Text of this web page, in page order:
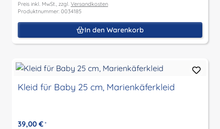
Preis inkl. MwSt., zzgl. Versandkosten
Produktnummer: 0034185
In den Warenkorb
Kleid für Baby 25 cm, Marienkäferkleid
39,00 € *